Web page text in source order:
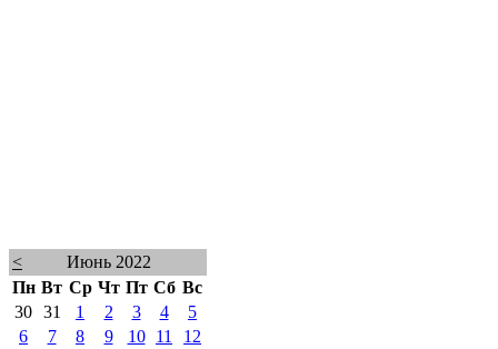
<
Июнь 2022
Пн Вт Ср Чт Пт Сб Вс
30 31 1 2 3 4
5
6
7 8 9 10 11
12